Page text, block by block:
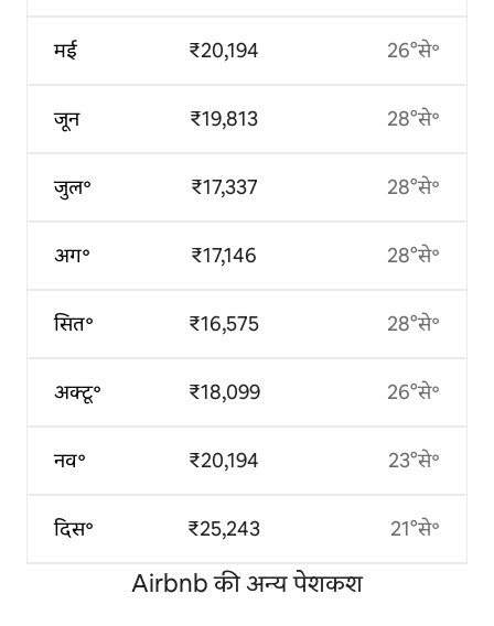
मई
जून
जुल॰
अग॰
सित॰
अक्टू॰
नव॰
दिस॰
₹20,194
₹19,813
₹17,337
₹17,146
₹16,575
₹18,099
₹20,194
₹25,243
26°से॰
28°से॰
28°से॰
28°से॰
28°से॰
26°से॰
23°से॰
21°से॰
Airbnb की अन्य पेशकश